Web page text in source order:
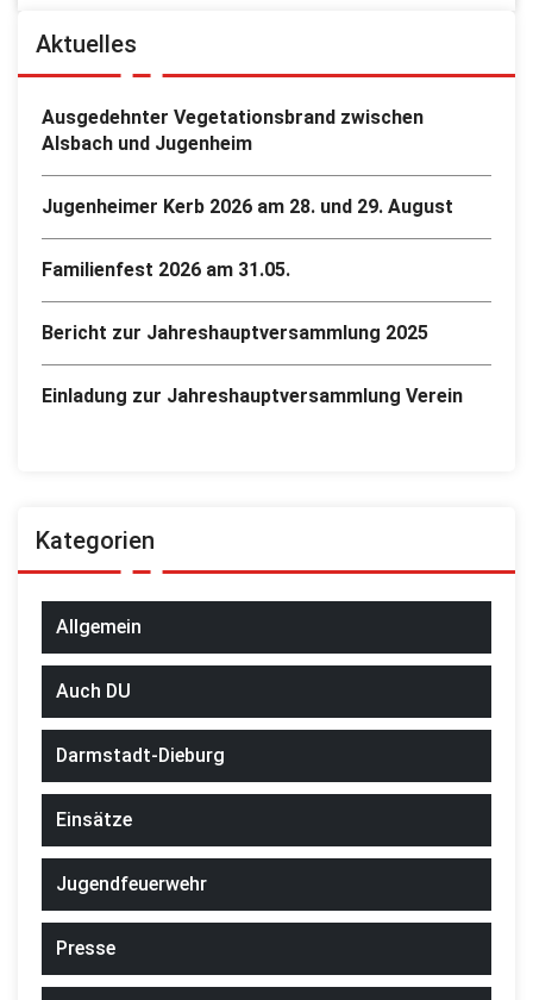
Aktuelles
Ausgedehnter Vegetationsbrand zwischen
Alsbach und Jugenheim
Jugenheimer Kerb 2026 am 28. und 29. August
Familienfest 2026 am 31.05.
Bericht zur Jahreshauptversammlung 2025
Einladung zur Jahreshauptversammlung Verein
Kategorien
Allgemein
Auch DU
Darmstadt-Dieburg
Einsätze
Jugendfeuerwehr
Presse